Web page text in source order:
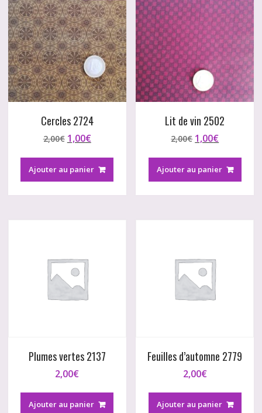
Cercles 2724
2,00€ Le
initial
était :
1,00€Le
actuel
est :
Ajouter au panier
Lit de vin 2502
2,00€ Le
initial
était :
1,00€Le
actuel
est :
Ajouter au panier
Plumes vertes 2137
2,00€
Ajouter au panier
Feuilles d’automne 2779
2,00€
Ajouter au panier